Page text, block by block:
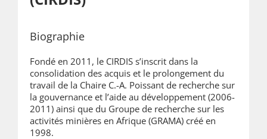
Biographie
Fondé en 2011, le CIRDIS s’inscrit dans la
consolidation des acquis et le prolongement du
travail de la Chaire C.-A. Poissant de recherche sur
la gouvernance et l’aide au développement (2006-
2011) ainsi que du Groupe de recherche sur les
activités minières en Afrique (GRAMA) créé en
1998.